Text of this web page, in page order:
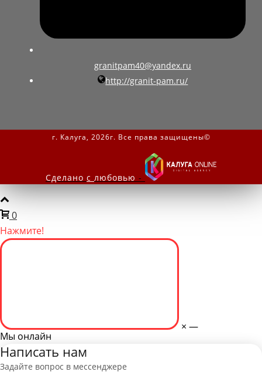
granitpam40@yandex.ru
http://granit-pam.ru/
г. Калуга, 2026г. Все права защищены©
Сделано с любовью -
0
Нажмите!
× —
Мы онлайн
Написать нам
Задайте вопрос в мессенджере